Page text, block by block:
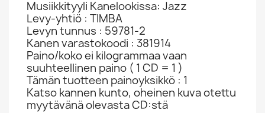
Musiikkityyli Kanelookissa: Jazz
Levy-yhtiö : TIMBA
Levyn tunnus : 59781-2
Kanen varastokoodi : 381914
Paino/koko ei kilogrammaa vaan
suuhteellinen paino ( 1 CD = 1 )
Tämän tuotteen painoyksikkö : 1
Katso kannen kunto, oheinen kuva otettu
myytävänä olevasta CD:stä